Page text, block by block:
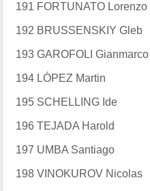
191 FORTUNATO Lorenzo
192 BRUSSENSKIY Gleb
193 GAROFOLI Gianmarco
194 LÓPEZ Martin
195 SCHELLING Ide
196 TEJADA Harold
197 UMBA Santiago
198 VINOKUROV Nicolas